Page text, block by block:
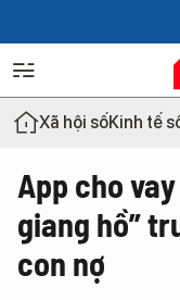
Xã hội sốKinh tế
App cho
giang hồ”
con nợ